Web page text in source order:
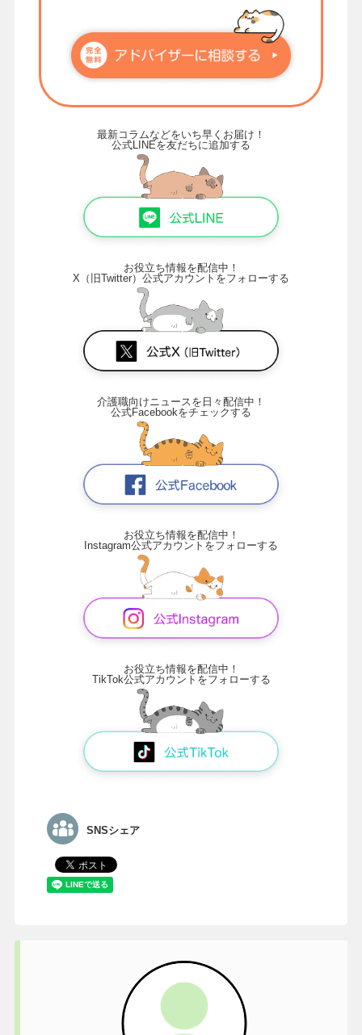
最新コラムなどをいち早くお届け！
公式LINEを友だちに追加する
お役立ち情報を配信中！
X（旧Twitter）公式アカウントをフォローする
介護職向けニュースを日々配信中！
公式Facebookをチェックする
お役立ち情報を配信中！
Instagram公式アカウントをフォローする
お役立ち情報を配信中！
TikTok公式アカウントをフォローする
SNSシェア